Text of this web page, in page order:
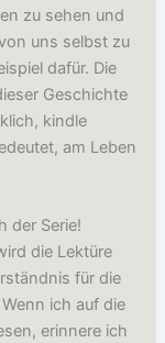
zu sehen und
uns selbst zu
dafür. Die
Geschichte
kindle
am Leben
der Serie!
die Lektüre
für die
ich auf die
erinnere ich